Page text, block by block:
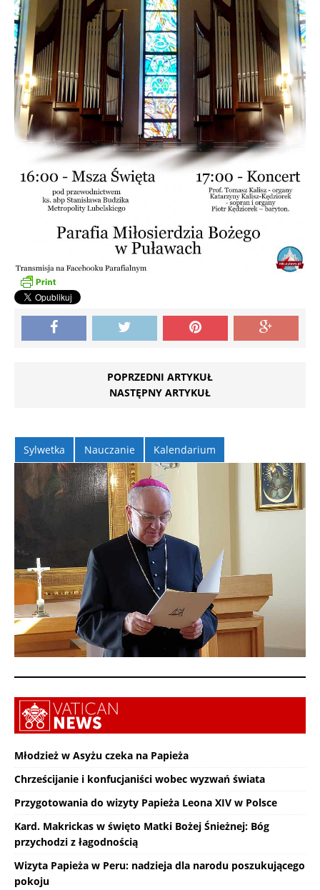
POPRZEDNI ARTYKUŁ
NASTĘPNY ARTYKUŁ
Sylwetka Nauczanie Kalendarium
Młodzież w Asyżu czeka na Papieża
Chrześcijanie i konfucjaniści wobec wyzwań świata
Przygotowania do wizyty Papieża Leona XIV w Polsce
Kard. Makrickas w święto Matki Bożej Śnieżnej: Bóg
przychodzi z łagodnością
Wizyta Papieża w Peru: nadzieja dla narodu poszukującego
pokoju